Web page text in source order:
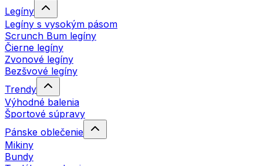
Legíny
Legíny s vysokým pásom
Scrunch Bum legíny
Čierne legíny
Zvonové legíny
Bezšvové legíny
Trendy
Výhodné balenia
Športové súpravy
Pánske oblečenie
Mikiny
Bundy